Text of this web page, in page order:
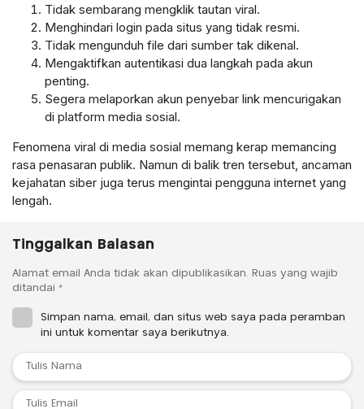
Tidak sembarang mengklik tautan viral.
Menghindari login pada situs yang tidak resmi.
Tidak mengunduh file dari sumber tak dikenal.
Mengaktifkan autentikasi dua langkah pada akun
penting.
Segera melaporkan akun penyebar link mencurigakan
di platform media sosial.
Fenomena viral di media sosial memang kerap memancing
rasa penasaran publik. Namun di balik tren tersebut, ancaman
kejahatan siber juga terus mengintai pengguna internet yang
lengah.
Tinggalkan Balasan
Alamat email Anda tidak akan dipublikasikan. Ruas yang wajib
ditandai *
Simpan nama, email, dan situs web saya pada peramban
ini untuk komentar saya berikutnya.